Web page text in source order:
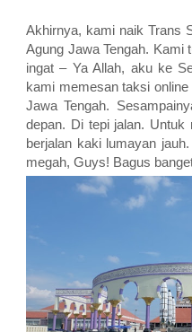
Akhirnya, kami naik Trans
Agung Jawa Tengah. Kami
ingat – Ya Allah, aku ke
kami memesan taksi
Jawa Tengah.
depan. Di tepi jalan. Untuk
berjalan kaki lumayan
megah, Guys! Bagus